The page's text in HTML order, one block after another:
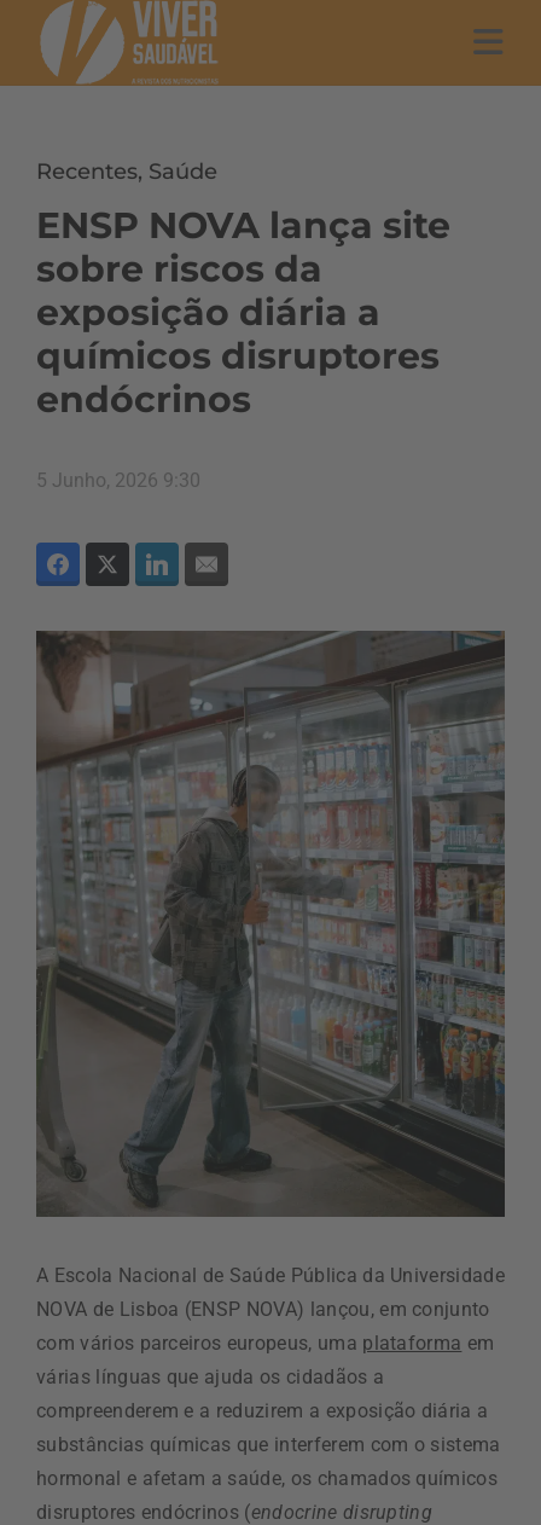
Recentes, Saúde
ENSP NOVA lança site
sobre riscos da
exposição diária a
químicos disruptores
endócrinos
5 Junho, 2026 9:30
A Escola Nacional de Saúde Pública da Universidade
NOVA de Lisboa (ENSP NOVA) lançou, em conjunto
com vários parceiros europeus, uma plataforma em
várias línguas que ajuda os cidadãos a
compreenderem e a reduzirem a exposição diária a
substâncias químicas que interferem com o sistema
hormonal e afetam a saúde, os chamados químicos
disruptores endócrinos (endocrine disrupting